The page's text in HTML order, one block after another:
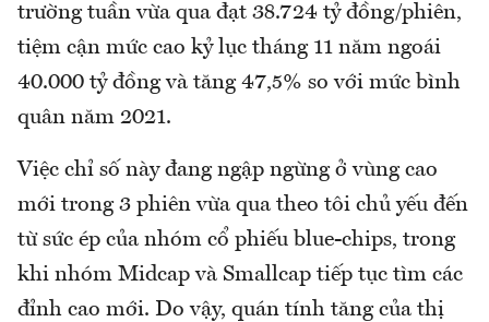
trường tuần vừa qua đạt 38.724 tỷ đồng/phiên,
tiệm cận mức cao kỷ lục tháng 11 năm ngoái
40.000 tỷ đồng và tăng 47,5% so với mức bình
quân năm 2021.
Việc chỉ số này đang ngập ngừng ở vùng cao
mới trong 3 phiên vừa qua theo tôi chủ yếu đến
từ sức ép của nhóm cổ phiếu blue-chips, trong
khi nhóm Midcap và Smallcap tiếp tục tìm các
đỉnh cao mới. Do vậy, quán tính tăng của thị